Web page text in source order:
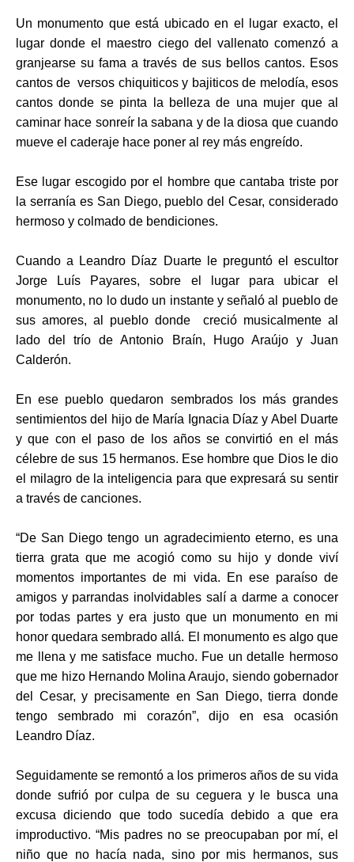
Un monumento que está ubicado en el lugar exacto, el
lugar donde el maestro ciego del vallenato comenzó a
granjearse su fama a través de sus bellos cantos. Esos
cantos de versos chiquiticos y bajiticos de melodía, esos
cantos donde se pinta la belleza de una mujer que al
caminar hace sonreír la sabana y de la diosa que cuando
mueve el caderaje hace poner al rey más engreído.
Ese lugar escogido por el hombre que cantaba triste por
la serranía es San Diego, pueblo del Cesar, considerado
hermoso y colmado de bendiciones.
Cuando a Leandro Díaz Duarte le preguntó el escultor
Jorge Luís Payares, sobre el lugar para ubicar el
monumento, no lo dudo un instante y señaló al pueblo de
sus amores, al pueblo donde creció musicalmente al
lado del trío de Antonio Braín, Hugo Araújo y Juan
Calderón.
En ese pueblo quedaron sembrados los más grandes
sentimientos del hijo de María Ignacia Díaz y Abel Duarte
y que con el paso de los años se convirtió en el más
célebre de sus 15 hermanos. Ese hombre que Dios le dio
el milagro de la inteligencia para que expresará su sentir
a través de canciones.
“De San Diego tengo un agradecimiento eterno, es una
tierra grata que me acogió como su hijo y donde viví
momentos importantes de mi vida. En ese paraíso de
amigos y parrandas inolvidables salí a darme a conocer
por todas partes y era justo que un monumento en mi
honor quedara sembrado allá. El monumento es algo que
me llena y me satisface mucho. Fue un detalle hermoso
que me hizo Hernando Molina Araujo, siendo gobernador
del Cesar, y precisamente en San Diego, tierra donde
tengo sembrado mi corazón”, dijo en esa ocasión
Leandro Díaz.
Seguidamente se remontó a los primeros años de su vida
donde sufrió porculpa de su ceguera y le busca una
excusa diciendo que todo sucedía debido a que era
improductivo. “Mis padres no se preocupaban por mí, el
niño que no hacía nada, sino por mis hermanos, sus